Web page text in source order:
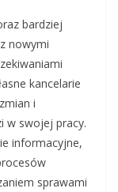
bardziej
nowymi
kancelarie
i
w swojej pracy.
informacyjne,
sprawami